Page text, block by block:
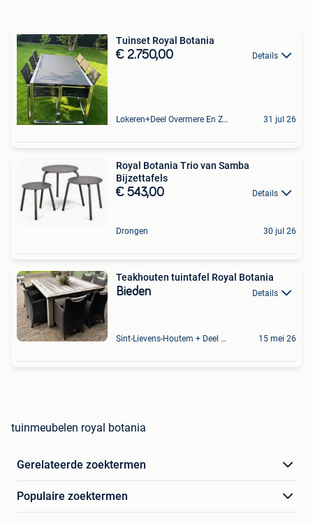
Tuinset Royal Botania
€ 2.750,00 Details
Lokeren+Deel Overmere En Zele 31 jul 26
Royal Botania Trio van Samba
Bijzettafels
€ 543,00 Details
Drongen 30 jul 26
Teakhouten tuintafel Royal Botania
Bieden Details
Sint-Lievens-Houtem + Deel Oombergen 15 mei 26
tuinmeubelen royal botania
Gerelateerde zoektermen
Populaire zoektermen